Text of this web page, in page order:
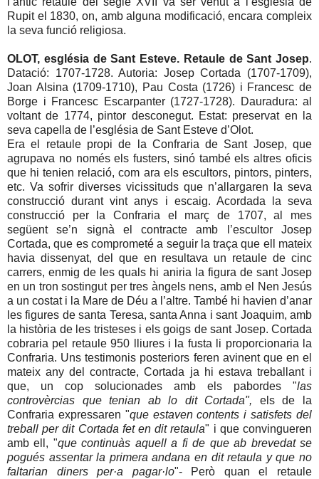
Rupit el 1830, on, amb alguna modificació, encara compleix
la seva funció religiosa.
OLOT, església de Sant Esteve. Retaule de Sant Josep.
Datació: 1707-1728. Autoria: Josep Cortada (1707-1709),
Joan Alsina (1709-1710), Pau Costa (1726) i Francesc de
Borge i Francesc Escarpanter (1727-1728). Dauradura: al
voltant de 1774, pintor desconegut. Estat: preservat en la
seva capella de l’església de Sant Esteve d’Olot.
Era el retaule propi de la Confraria de Sant Josep, que
agrupava no només els fusters, sinó també els altres oficis
que hi tenien relació, com ara els escultors, pintors, pinters,
etc. Va sofrir diverses vicissituds que n’allargaren la seva
construcció durant vint anys i escaig. Acordada la seva
construcció per la Confraria el març de 1707, al mes
següent se’n signà el contracte amb l’escultor Josep
Cortada, que es comprometé a seguir la traça que ell mateix
havia dissenyat, del que en resultava un retaule de cinc
carrers, enmig de les quals hi aniria la figura de sant Josep
en un tron sostingut per tres àngels nens, amb el Nen Jesús
a un costat i la Mare de Déu a l’altre. També hi havien d’anar
les figures de santa Teresa, santa Anna i sant Joaquim, amb
la història de les tristeses i els goigs de sant Josep. Cortada
cobraria pel retaule 950 lliures i la fusta li proporcionaria la
Confraria. Uns testimonis posteriors feren avinent que en el
mateix any del contracte, Cortada ja hi estava treballant i
que, un cop solucionades amb els pabordes "las
controvèrcias que tenian ab lo dit Cortada", els de la
Confraria expressaren "que estaven contents i satisfets del
treball per dit Cortada fet en dit retaula" i que convingueren
amb ell, "que continuàs aquell a fi de que ab brevedat se
pogués assentar la primera andana en dit retaula y que no
faltarian diners per·a pagar·lo"- Però quan el retaule